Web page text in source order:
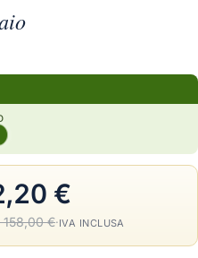
€
158,00 €·IVA INCLUSA